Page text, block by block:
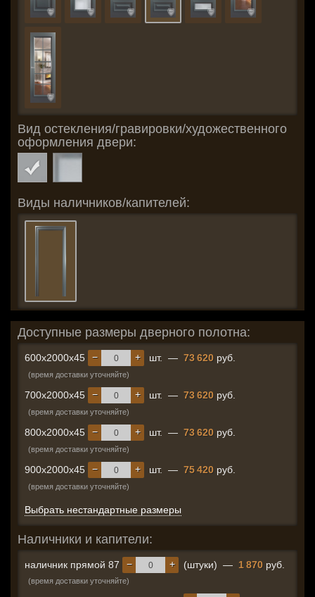
Вид остекления/гравировки/художественного
оформления двери:
Виды наличников/капителей:
Доступные размеры дверного полотна:
600x2000x45 +
− шт. — 73 620 руб.
(время доставки уточняйте)
700x2000x45 +
− шт. — 73 620 руб.
(время доставки уточняйте)
800x2000x45 +
− шт. — 73 620 руб.
(время доставки уточняйте)
900x2000x45 +
− шт. — 75 420 руб.
(время доставки уточняйте)
Выбрать нестандартные размеры
Наличники и капители:
наличник прямой 87 +
− (штуки) — 1 870 руб.
(время доставки уточняйте)